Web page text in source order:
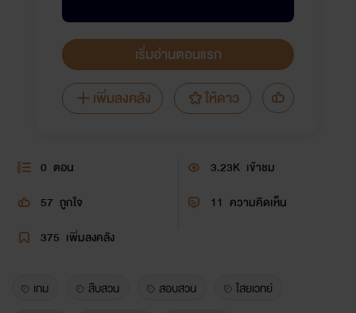
เริ่มอ่านตอนแรก
เพิ่มลงคลัง
ให้ดาว
0 ตอน 3.23K เข้าชม
57 ถูกใจ 11 ความคิดเห็น
375 เพิ่มลงคลัง
เกม สืบสวน สอบสวน
ไสยเวทย์